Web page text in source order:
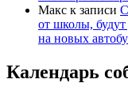
Макс к записи
от школы,
на новых
Календарь